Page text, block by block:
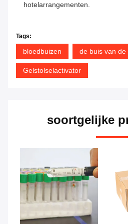
hotelarrangementen.
Tags:
bloedbuizen de buis van de
Gelstolselactivator
soortgelijke